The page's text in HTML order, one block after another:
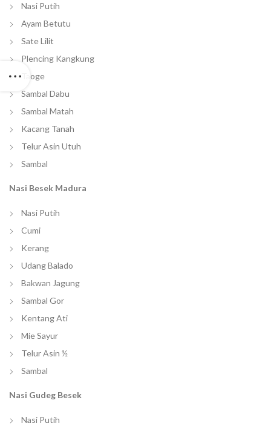
Nasi Putih
Ayam Betutu
Sate Lilit
Plencing Kangkung
Taoge
Sambal Dabu
Sambal Matah
Kacang Tanah
Telur Asin Utuh
Sambal
Nasi Besek Madura
Nasi Putih
Cumi
Kerang
Udang Balado
Bakwan Jagung
Sambal Gor
Kentang Ati
Mie Sayur
Telur Asin ½
Sambal
Nasi Gudeg Besek
Nasi Putih